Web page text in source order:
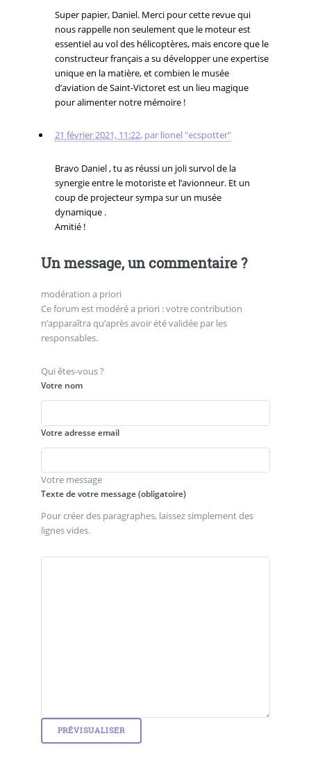
Super papier, Daniel. Merci pour cette revue qui
nous rappelle non seulement que le moteur est
essentiel au vol des hélicoptères, mais encore que le
constructeur français a su développer une expertise
unique en la matière, et combien le musée
d’aviation de Saint-Victoret est un lieu magique
pour alimenter notre mémoire !
21 février 2021, 11:22, par lionel "ecspotter"
Bravo Daniel , tu as réussi un joli survol de la
synergie entre le motoriste et l’avionneur. Et un
coup de projecteur sympa sur un musée
dynamique .
Amitié !
Un message, un commentaire ?
modération a priori
Ce forum est modéré a priori : votre contribution
n’apparaîtra qu’après avoir été validée par les
responsables.
Qui êtes-vous ?
Votre nom
Votre adresse email
Votre message
Texte de votre message (obligatoire)
Pour créer des paragraphes, laissez simplement des
lignes vides.